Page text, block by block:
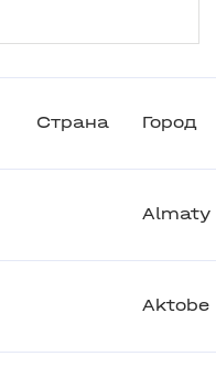
Страна Город
Almaty
Aktobe